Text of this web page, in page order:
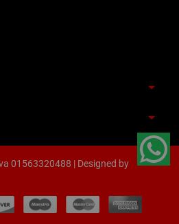
01563320488 | Designed by